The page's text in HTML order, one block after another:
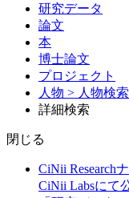
研究データ
論文
本
博士論文
プロジェクト
人物 > 人物検
詳細検索
閉じる
CiNii Research
CiNii Labsにて